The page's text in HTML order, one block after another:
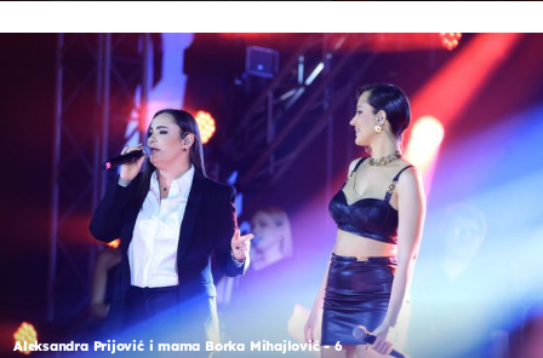
Aleksandra Prijović i mama Borka Mihajlović - 6